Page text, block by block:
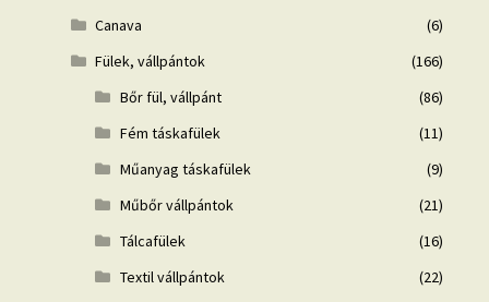
Canava
(6)
Fülek, vállpántok
(166)
Bőr fül, vállpánt
(86)
Fém táskafülek
(11)
Műanyag táskafülek
(9)
Műbőr vállpántok
(21)
Tálcafülek
(16)
Textil vállpántok
(22)